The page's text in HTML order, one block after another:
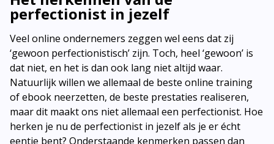
perfectionist in jezelf
Veel online ondernemers zeggen wel eens dat zij
‘gewoon perfectionistisch’ zijn. Toch, heel ‘gewoon’ is
dat niet, en het is dan ook lang niet altijd waar.
Natuurlijk willen we allemaal de beste online training
of ebook neerzetten, de beste prestaties realiseren,
maar dit maakt ons niet allemaal een perfectionist. Hoe
herken je nu de perfectionist in jezelf als je er écht
eentje bent? Onderstaande kenmerken passen dan